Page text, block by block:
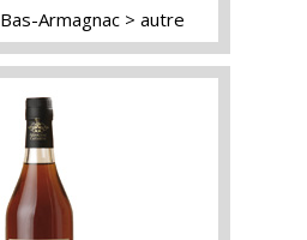
Bas-Armagnac autre